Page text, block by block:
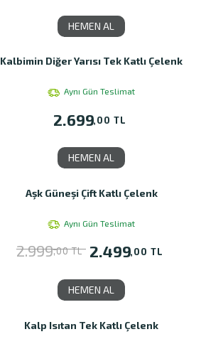
HEMEN AL
Kalbimin Diğer Yarısı Tek Katlı Çelenk
Aynı Gün Teslimat
2.699,00 TL
HEMEN AL
Aşk Güneşi Çift Katlı Çelenk
Aynı Gün Teslimat
2.999,00 TL 2.499,00 TL
HEMEN AL
Kalp Isıtan Tek Katlı Çelenk